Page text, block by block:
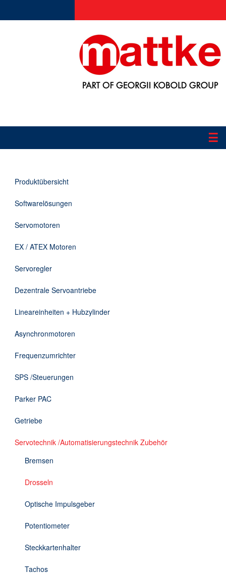
☰
Applikationen
Informationen
Downloads
Kontakt
Produktübersicht
Softwarelösungen
Servomotoren
EX / ATEX Motoren
Servoregler
Dezentrale Servoantriebe
Lineareinheiten + Hubzylinder
Asynchronmotoren
Frequenzumrichter
SPS /Steuerungen
Parker PAC
Getriebe
Servotechnik /Automatisierungstechnik Zubehör
Bremsen
Drosseln
Optische Impulsgeber
Potentiometer
Steckkartenhalter
Tachos